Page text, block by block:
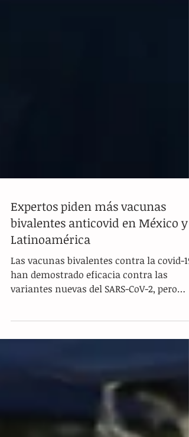
Expertos piden más vacunas
bivalentes anticovid en México y
Latinoamérica
Las vacunas bivalentes contra la covid-19
han demostrado eficacia contra las
falta aumentar su...